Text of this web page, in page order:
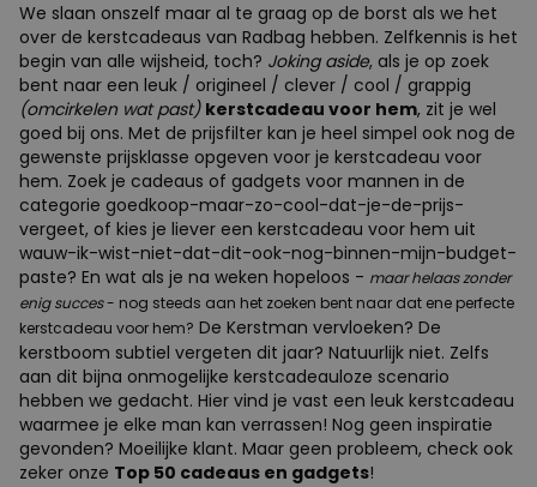
We slaan onszelf maar al te graag op de borst als we het
over de kerstcadeaus van Radbag hebben. Zelfkennis is het
begin van alle wijsheid, toch? Joking aside, als je op zoek
bent naar een leuk / origineel / clever / cool / grappig
(omcirkelen wat past) kerstcadeau voor hem, zit je wel
goed bij ons. Met de prijsfilter kan je heel simpel ook nog de
gewenste prijsklasse opgeven voor je kerstcadeau voor
hem. Zoek je cadeaus of gadgets voor mannen in de
categorie goedkoop-maar-zo-cool-dat-je-de-prijs-
vergeet, of kies je liever een kerstcadeau voor hem uit
wauw-ik-wist-niet-dat-dit-ook-nog-binnen-mijn-budget-
paste? En wat als je na weken hopeloos - maar helaas zonder
enig succes- nog steeds aan het zoeken bent naar dat ene perfecte
kerstcadeau voor hem? De Kerstman vervloeken? De
kerstboom subtiel vergeten dit jaar? Natuurlijk niet. Zelfs
aan dit bijna onmogelijke kerstcadeauloze scenario
hebben we gedacht. Hier vind je vast een leuk kerstcadeau
waarmee je elke man kan verrassen! Nog geen inspiratie
gevonden? Moeilijke klant. Maar geen probleem, check ook
zeker onze Top 50 cadeaus en gadgets!